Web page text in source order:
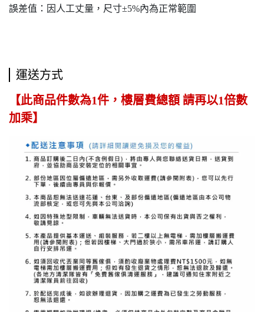
誤差值：因人工丈量，尺寸±5%內為正常範圍
運送方式
【此商品件數為1件，樓層費總額 請再以1倍數
加乘】